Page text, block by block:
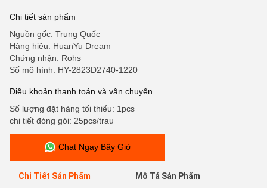
Chi tiết sản phẩm
Nguồn gốc: Trung Quốc
Hàng hiệu: HuanYu Dream
Chứng nhận: Rohs
Số mô hình: HY-2823D2740-1220
Điều khoản thanh toán và vận chuyển
Số lượng đặt hàng tối thiểu: 1pcs
chi tiết đóng gói: 25pcs/trau
Chat Ngay Bây Giờ
Chi Tiết Sản Phẩm Mô Tả Sản Phẩm